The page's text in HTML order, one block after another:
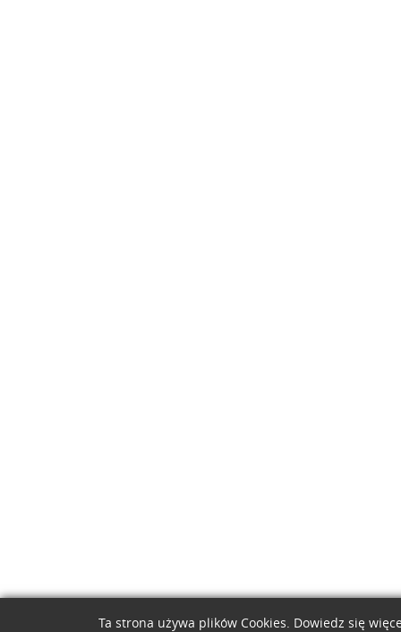
Ta strona używa plików Cookies. Dowiedz się